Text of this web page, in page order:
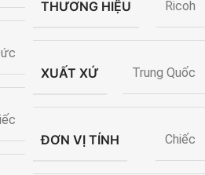
THƯƠNG HIỆU Ricoh
XUẤT XỨ Trung Quốc
ĐƠN VỊ TÍNH Chiếc